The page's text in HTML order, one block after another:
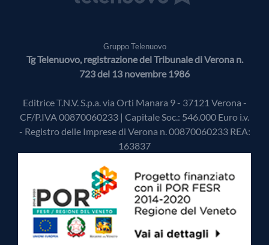
Gruppo Telenuovo
Tg Telenuovo, registrazione del Tribunale di Verona n.
723 del 13 novembre 1986
Editrice T.N.V. S.p.a. via Orti Manara 9 - 37121 Verona -
CF/P.IVA 00870060233 | Capitale Soc.: 546.000 Euro i.v.
- Registro delle Imprese di Verona n. 00870060233 REA:
163837